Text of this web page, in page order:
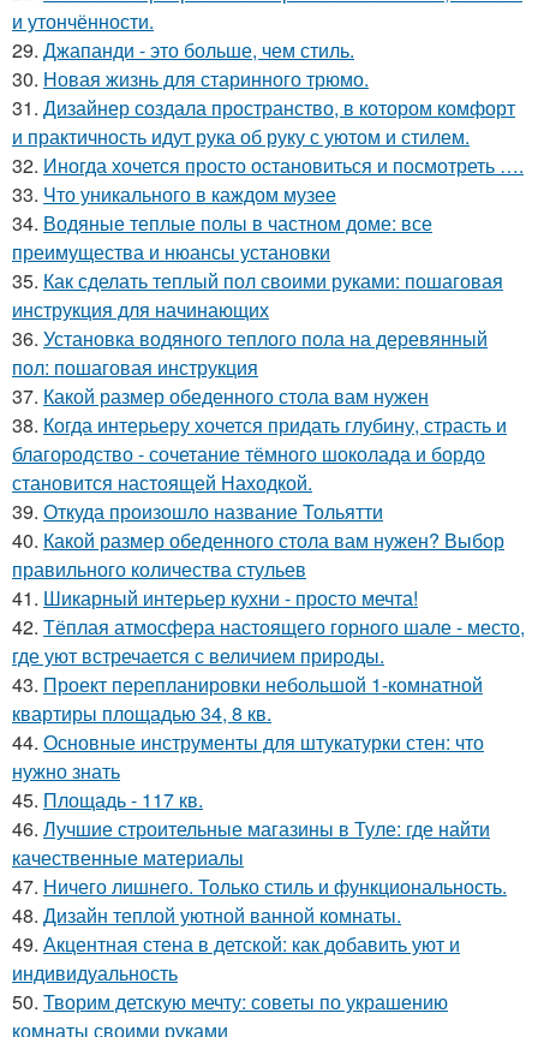
и утончённости.
29. Джапанди - это больше, чем стиль.
30. Новая жизнь для старинного трюмо.
31. Дизайнер создала пространство, в котором комфорт
и практичность идут рука об руку с уютом и стилем.
32. Иногда хочется просто остановиться и посмотреть ….
33. Что уникального в каждом музее
34. Водяные теплые полы в частном доме: все
преимущества и нюансы установки
35. Как сделать теплый пол своими руками: пошаговая
инструкция для начинающих
36. Установка водяного теплого пола на деревянный
пол: пошаговая инструкция
37. Какой размер обеденного стола вам нужен
38. Когда интерьеру хочется придать глубину, страсть и
благородство - сочетание тёмного шоколада и бордо
становится настоящей Находкой.
39. Откуда произошло название Тольятти
40. Какой размер обеденного стола вам нужен? Выбор
правильного количества стульев
41. Шикарный интерьер кухни - просто мечта!
42. Тёплая атмосфера настоящего горного шале - место,
где уют встречается с величием природы.
43. Проект перепланировки небольшой 1-комнатной
квартиры площадью 34, 8 кв.
44. Основные инструменты для штукатурки стен: что
нужно знать
45. Площадь - 117 кв.
46. Лучшие строительные магазины в Туле: где найти
качественные материалы
47. Ничего лишнего. Только стиль и функциональность.
48. Дизайн теплой уютной ванной комнаты.
49. Акцентная стена в детской: как добавить уют и
индивидуальность
50. Творим детскую мечту: советы по украшению
комнаты своими руками